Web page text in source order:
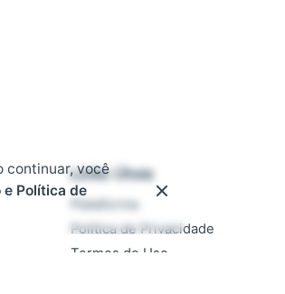
Links Úteis
Plataforma
Política de Privacidade
Termos de Uso
continuar, você
e Política de